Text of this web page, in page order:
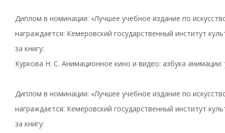
Диплом в номинации: «Лучшее учебное издание по
награждается: Кемеровский государственный институт
за книгу:
Куркова Н. С. Анимационное кино и видео: азбука
Диплом в номинации: «Лучшее учебное издание по
награждается: Кемеровский государственный институт
за книгу: